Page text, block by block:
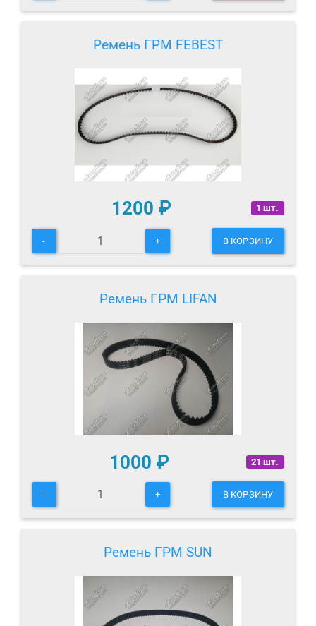
Ремень ГРМ FEBEST
1 шт.
1200 ₽
- + В КОРЗИНУ
Ремень ГРМ LIFAN
21 шт.
1000 ₽
- + В КОРЗИНУ
Ремень ГРМ SUN